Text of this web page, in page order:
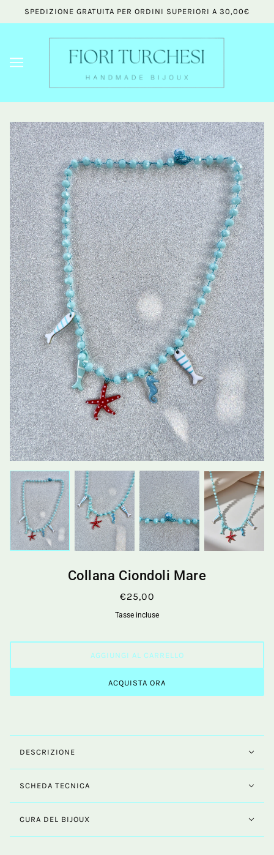
SPEDIZIONE GRATUITA PER ORDINI SUPERIORI A 30,00€
Collana Ciondoli Mare
€25,00
Tasse incluse
AGGIUNGI AL CARRELLO
ACQUISTA ORA
DESCRIZIONE
SCHEDA TECNICA
CURA DEL BIJOUX